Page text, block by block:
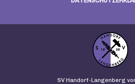
SV Handorf-Langenberg